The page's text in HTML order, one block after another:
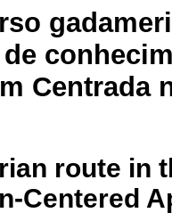
Centrada
route in
Centered